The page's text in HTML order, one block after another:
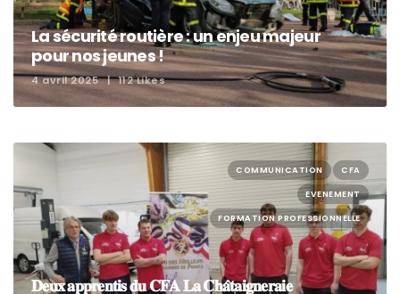
La sécurité routière : un enjeu majeur
pour nos jeunes !
4 avril 2025 112 Likes
CFA
COMMUNICATION
EVENEMENT
FORMATION PROFESSIONNELLE
𝐃𝐞𝐮𝐱 𝐚𝐩𝐩𝐫𝐞𝐧𝐭𝐢𝐬 𝐝𝐮 𝐂𝐅𝐀 𝐋𝐚 𝐂𝐡𝐚̂𝐭𝐚𝐢𝐠𝐧𝐞𝐫𝐚𝐢𝐞